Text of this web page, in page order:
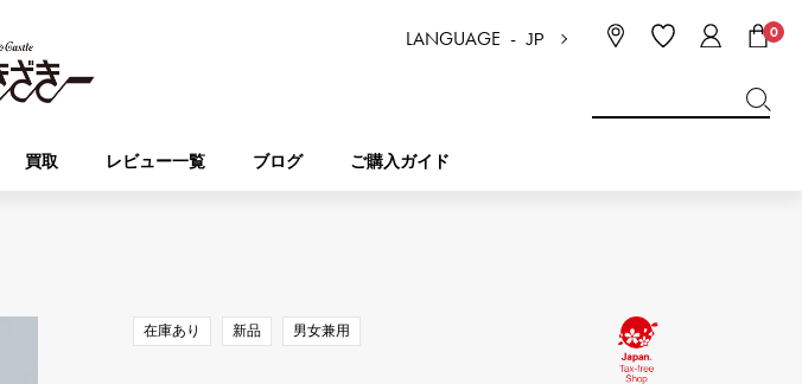
LANGUAGE -JP 0
買取 レビュー一覧 ブログ ご購入ガイド
在庫あり 新品 男女兼用